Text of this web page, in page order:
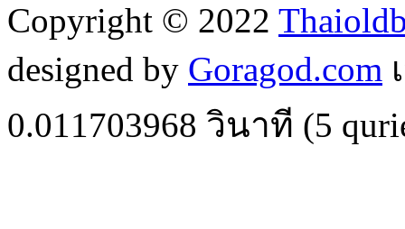
Copyright © 2022
designed by Goragod.com
0.011703968 วินาที (5